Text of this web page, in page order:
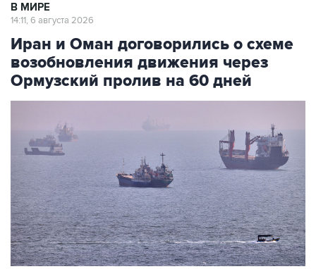
В МИРЕ
14:11, 6 августа 2026
Иран и Оман договорились о схеме
возобновления движения через
Ормузский пролив на 60 дней